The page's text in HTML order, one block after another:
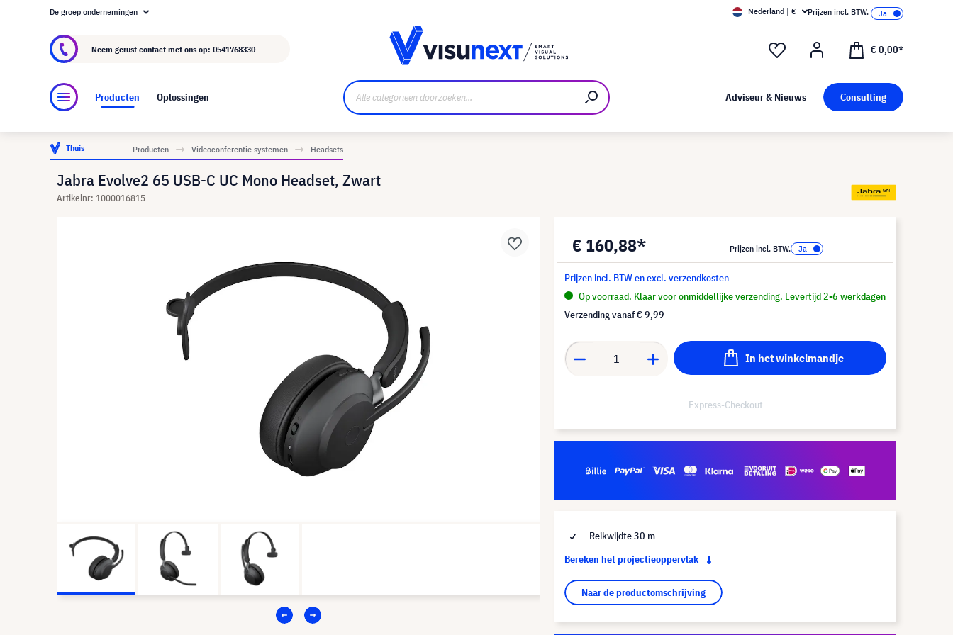
Over visunext.nl
De groep ondernemingen Nederland | € Prijzen incl. BTW.
Neem gerust contact met ons op: 0541768330 € 0,00*
Producten Oplossingen Adviseur & Nieuws Consulting
Thuis Producten Videoconferentie systemen Headsets
Jabra Evolve2 65 USB-C UC Mono Headset, Zwart
Artikelnr: 1000016815
€ 160,88* Prijzen incl. BTW.
Prijzen incl. BTW en excl. verzendkosten
Op voorraad. Klaar voor onmiddellijke verzending. Levertijd 2-6 werkdagen
Verzending vanaf€ 9,99
In het winkelmandje
Express-Checkout
Reikwijdte 30 m
Bereken het projectieoppervlak
Naar de productomschrijving